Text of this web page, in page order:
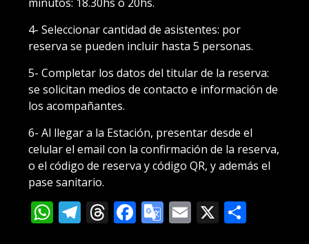
4- Seleccionar cantidad de asistentes: por
reserva se pueden incluir hasta 5 personas.
5- Completar los datos del titular de la reserva:
se solicitan medios de contacto e información de
los acompañantes.
6- Al llegar a la Estación, presentar desde el
celular el email con la confirmación de la reserva,
o el código de reserva y código QR, y además el
pase sanitario.
WhatsApp
Telegram
Threads
Facebook
Google
Email
X